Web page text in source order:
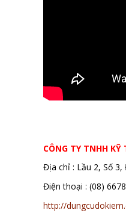
CÔNG TY TNHH
Địa chỉ : Lầu 2, Số
Điện thoại : (08)
http://